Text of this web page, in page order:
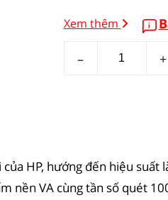
Xem thêm
– +
HP, hướng đến hiệu
nền VA cùng tần số quét